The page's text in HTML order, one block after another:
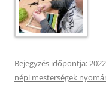
Bejegyzés időpontja:
népi mesterségek